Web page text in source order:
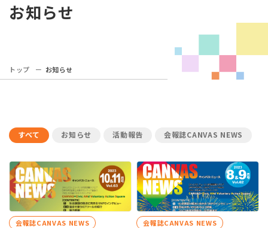
お知らせ
トップ お知らせ
すべて お知らせ 活動報告 会報誌CANVAS NEWS
会報誌CANVAS NEWS 会報誌CANVAS NEWS